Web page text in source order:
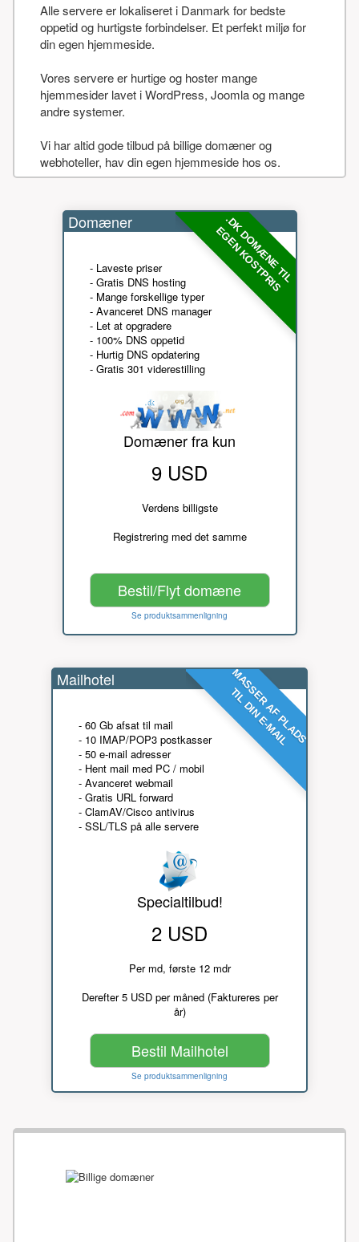
Alle servere er lokaliseret i Danmark for bedste
oppetid og hurtigste forbindelser. Et perfekt miljø for
din egen hjemmeside.
Vores servere er hurtige og hoster mange
hjemmesider lavet i WordPress, Joomla og mange
andre systemer.
Vi har altid gode tilbud på billige domæner og
webhoteller, hav din egen hjemmeside hos os.
.DK DOMÆNE TIL
EGEN KOSTPRIS
Domæner
- Laveste priser
- Gratis DNS hosting
- Mange forskellige typer
- Avanceret DNS manager
- Let at opgradere
- 100% DNS oppetid
- Hurtig DNS opdatering
- Gratis 301 viderestilling
Domæner fra kun
9 USD
Verdens billigste
Registrering med det samme
Bestil/Flyt domæne
Se produktsammenligning
MASSER AF PLADS
TIL DIN E-MAIL
Mailhotel
- 60 Gb afsat til mail
- 10 IMAP/POP3 postkasser
- 50 e-mail adresser
- Hent mail med PC / mobil
- Avanceret webmail
- Gratis URL forward
- ClamAV/Cisco antivirus
- SSL/TLS på alle servere
Specialtilbud!
2 USD
Per md, første 12 mdr
Derefter 5 USD per måned (Faktureres per
år)
Bestil Mailhotel
Se produktsammenligning